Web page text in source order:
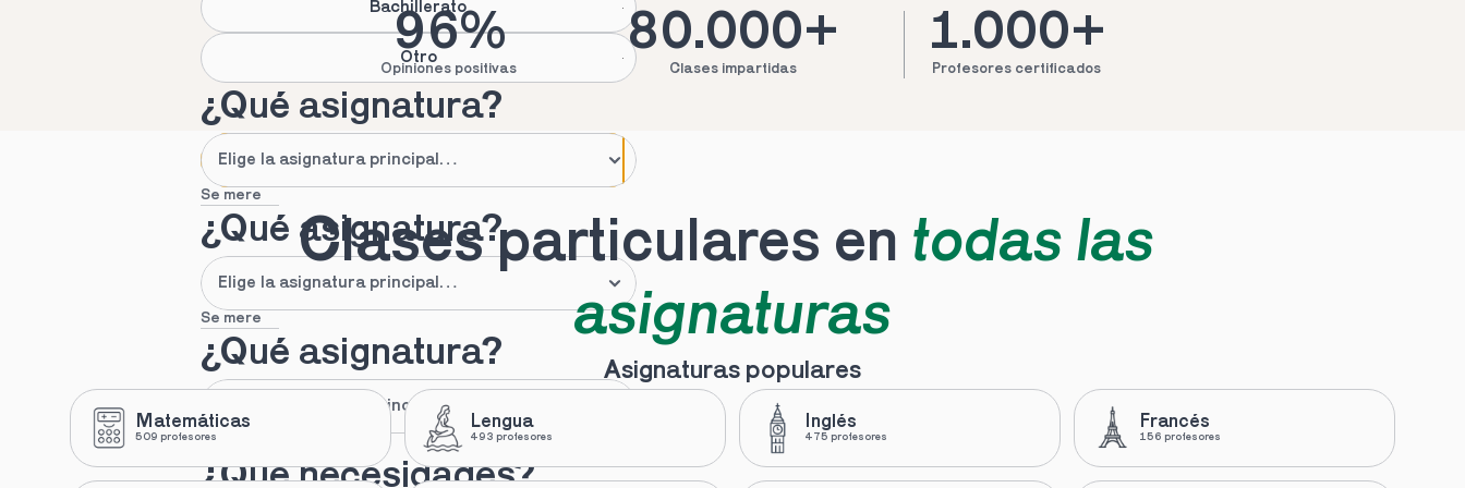
Bachillerato
Otro
¿Qué asignatura?
Se mere
¿Qué asignatura?
Se mere
¿Qué asignatura?
Se mere
¿Qué necesidades?
96%
Opiniones positivas
80.000+
Clases impartidas
1.000+
Profesores certificados
Clases particulares en todas las
asignaturas
Asignaturas populares
Matemáticas
509 profesores
Lengua
493 profesores
Inglés
475 profesores
Francés
156 profesores